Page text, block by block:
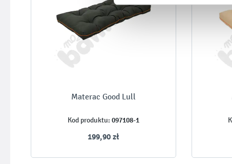
Materac Good Lull
Kod produktu: 097108-1
199,90 zł